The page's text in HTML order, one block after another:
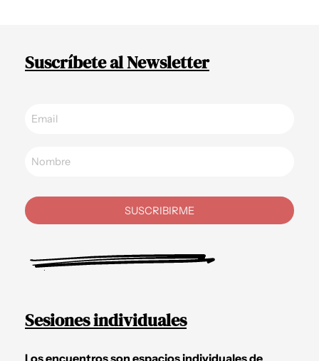
Suscríbete al Newsletter
SUSCRIBIRME
Sesiones individuales